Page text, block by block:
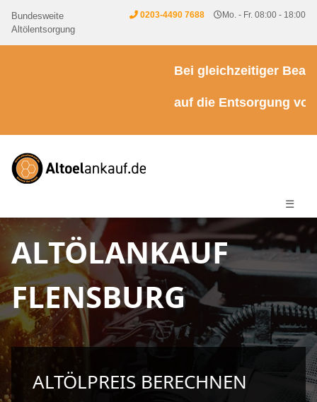
Bundesweite
Altölentsorgung
0203-4490 7688 Mo. - Fr. 08:00 - 18:00
Bei gleichzeitiger
auf die Entsorgung von
☰
ALTÖLANKAUF
FLENSBURG
ALTÖLPREIS BERECHNEN